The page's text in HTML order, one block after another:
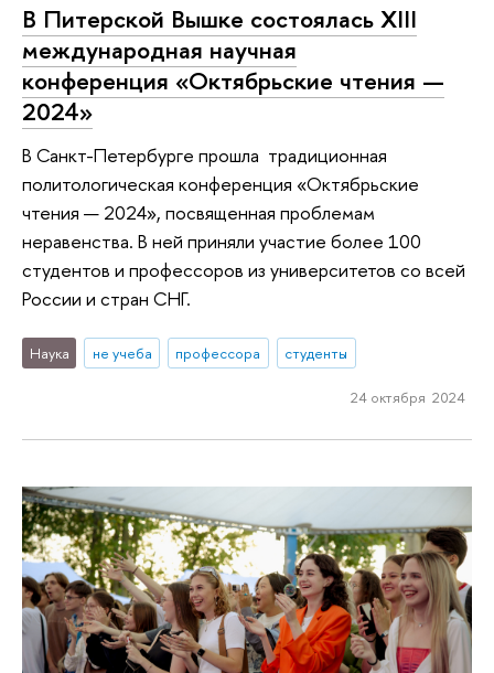
В Питерской Вышке состоялась XIII
международная научная
конференция «Октябрьские чтения —
2024»
В Санкт-Петербурге прошла традиционная
политологическая конференция «Октябрьские
чтения — 2024», посвященная проблемам
неравенства. В ней приняли участие более 100
студентов и профессоров из университетов со всей
России и стран СНГ.
Наука не учеба профессора студенты
24 октября 2024